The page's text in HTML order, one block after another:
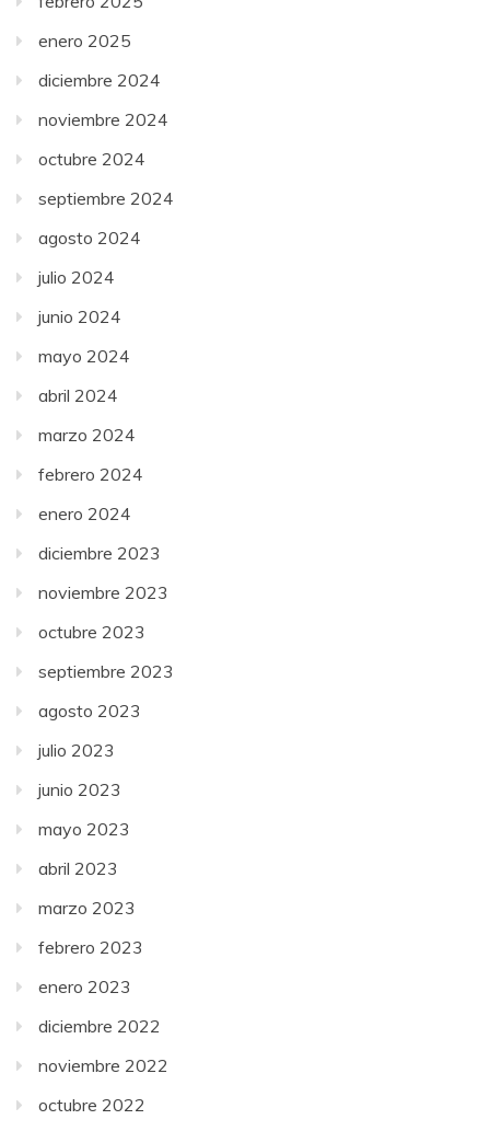
enero 2025
diciembre 2024
noviembre 2024
octubre 2024
septiembre 2024
agosto 2024
julio 2024
junio 2024
mayo 2024
abril 2024
marzo 2024
febrero 2024
enero 2024
diciembre 2023
noviembre 2023
octubre 2023
septiembre 2023
agosto 2023
julio 2023
junio 2023
mayo 2023
abril 2023
marzo 2023
febrero 2023
enero 2023
diciembre 2022
noviembre 2022
octubre 2022